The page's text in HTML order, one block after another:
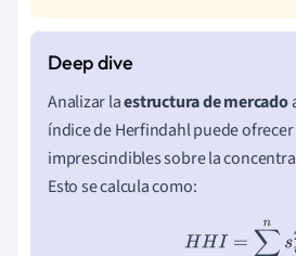
Analizar laestructura de mercado
índice de Herfindahl puede
imprescindibles sobre la
Esto se calcula como:
HHI= 1nsi 2